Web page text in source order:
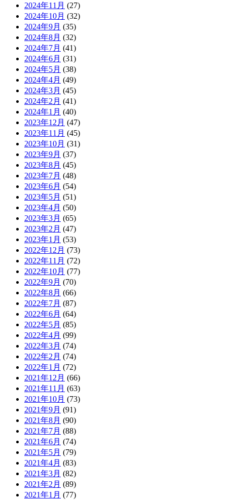
2024年11月 (27)
2024年10月 (32)
2024年9月 (35)
2024年8月 (32)
2024年7月 (41)
2024年6月 (31)
2024年5月 (38)
2024年4月 (49)
2024年3月 (45)
2024年2月 (41)
2024年1月 (40)
2023年12月 (47)
2023年11月 (45)
2023年10月 (31)
2023年9月 (37)
2023年8月 (45)
2023年7月 (48)
2023年6月 (54)
2023年5月 (51)
2023年4月 (50)
2023年3月 (65)
2023年2月 (47)
2023年1月 (53)
2022年12月 (73)
2022年11月 (72)
2022年10月 (77)
2022年9月 (70)
2022年8月 (66)
2022年7月 (87)
2022年6月 (64)
2022年5月 (85)
2022年4月 (99)
2022年3月 (74)
2022年2月 (74)
2022年1月 (72)
2021年12月 (66)
2021年11月 (63)
2021年10月 (73)
2021年9月 (91)
2021年8月 (90)
2021年7月 (88)
2021年6月 (74)
2021年5月 (79)
2021年4月 (83)
2021年3月 (82)
2021年2月 (89)
2021年1月 (77)